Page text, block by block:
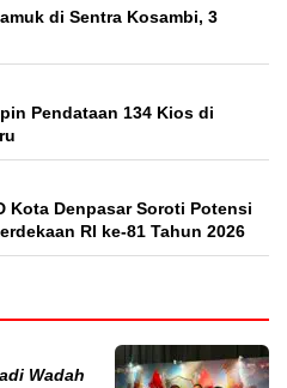
di Sentra Kosambi, 3
Pendataan 134 Kios di
Kota Denpasar Soroti Potensi
RI ke-81 Tahun 2026
Wadah